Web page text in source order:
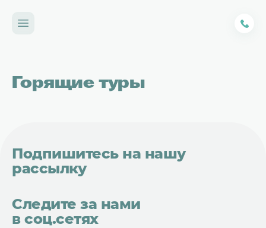
Горящие туры
Подпишитесь на нашу
рассылку
Следите за нами
в соц.сетях